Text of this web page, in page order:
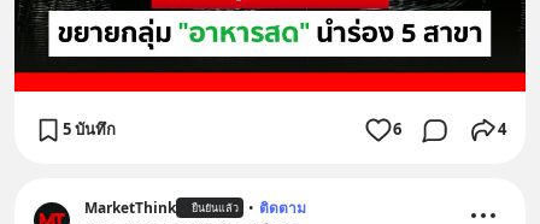
5 บันทึก 6 4
MarketThink ยืนยันแล้ว • ติดตาม